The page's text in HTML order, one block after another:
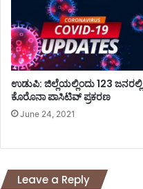
ಉಡುಪಿ: ಜಿಲ್ಲೆಯಲ್ಲಿಂದು 123 ಜನರಲ್ಲಿ
ಕೊರೊನಾ ಪಾಸಿಟಿವ್ ಪ್ರಕರಣ
June 24, 2021
Leave a Reply